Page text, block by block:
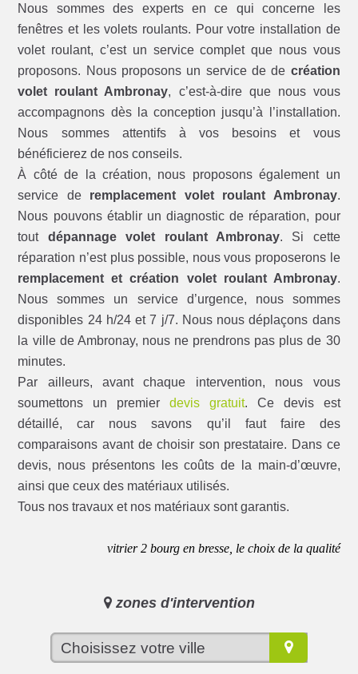
Nous sommes des experts en ce qui concerne les
fenêtres et les volets roulants. Pour votre installation de
volet roulant, c’est un service complet que nous vous
proposons. Nous proposons un service de de création
volet roulant Ambronay, c’est-à-dire que nous vous
accompagnons dès la conception jusqu’à l’installation.
Nous sommes attentifs à vos besoins et vous
bénéficierez de nos conseils.
À côté de la création, nous proposons également un
service de remplacement volet roulant Ambronay.
Nous pouvons établir un diagnostic de réparation, pour
tout dépannage volet roulant Ambronay. Si cette
réparation n’est plus possible, nous vous proposerons le
remplacement et création volet roulant Ambronay.
Nous sommes un service d’urgence, nous sommes
disponibles 24 h/24 et 7 j/7. Nous nous déplaçons dans
la ville de Ambronay, nous ne prendrons pas plus de 30
minutes.
Par ailleurs, avant chaque intervention, nous vous
soumettons un premierdevis gratuit. Ce devis est
détaillé, car nous savons qu’il faut faire des
comparaisons avant de choisir son prestataire. Dans ce
devis, nous présentons les coûts de la main-d’œuvre,
ainsi que ceux des matériaux utilisés.
Tous nos travaux et nos matériaux sont garantis.
vitrier 2 bourg en bresse, le choix de la qualité
zones d'intervention